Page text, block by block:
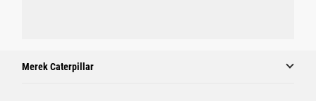
Merek Caterpillar